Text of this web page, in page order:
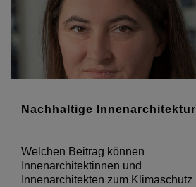
Nachhaltige Innenarchitektur
Welchen Beitrag können
Innenarchitektinnen und
Innenarchitekten zum Klimaschutz